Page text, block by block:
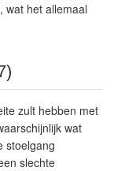
wat het allemaal
zult hebben met
wat
stoelgang
slechte